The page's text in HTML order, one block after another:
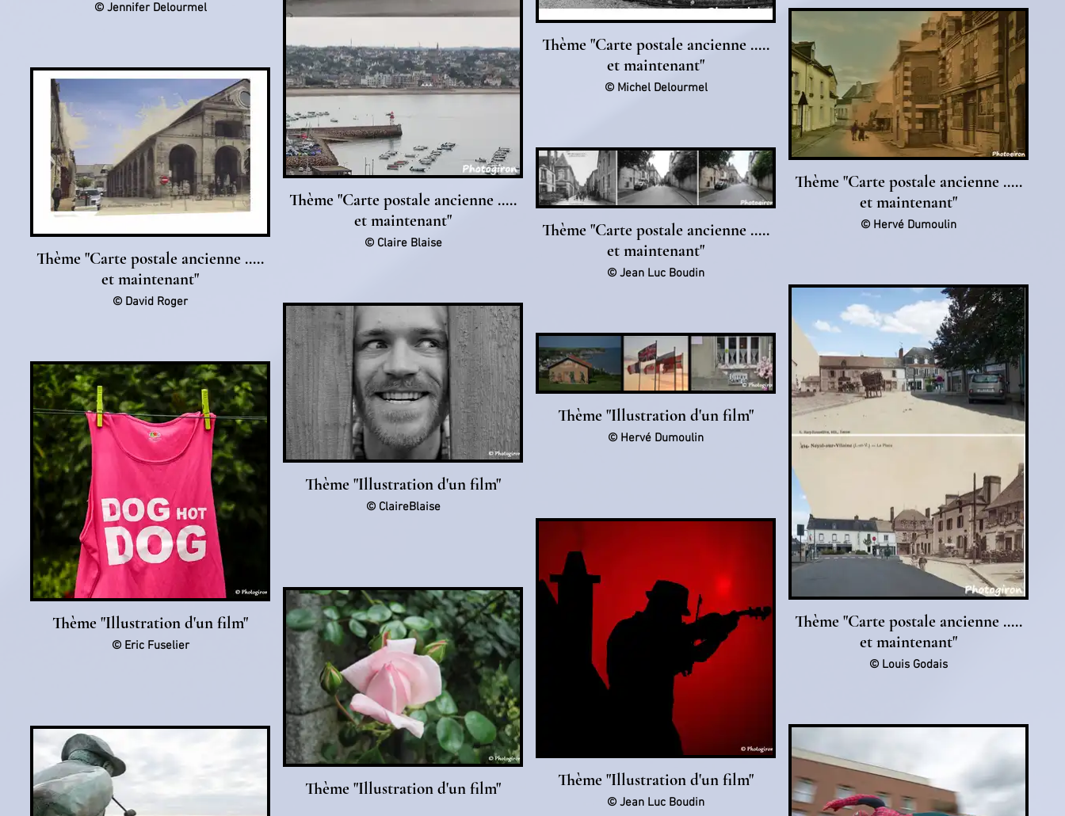
© Jennifer Delourmel
Thème "Carte postale ancienne .....
et maintenant"
© Michel Delourmel
Thème "Carte postale ancienne .....
et maintenant"
© Claire Blaise
Thème "Carte postale ancienne .....
et maintenant"
© Hervé Dumoulin
Thème "Carte postale ancienne .....
et maintenant"
© David Roger
Thème "Carte postale ancienne .....
et maintenant"
© Jean Luc Boudin
Thème "Carte postale ancienne .....
et maintenant"
© Louis Godais
Thème "Illustration d'un film"
© ClaireBlaise
Thème "Illustration d'un film"
© Hervé Dumoulin
Thème "Illustration d'un film"
© Eric Fuselier
Thème "Illustration d'un film"
© Jean Luc Boudin
Thème "Illustration d'un film"